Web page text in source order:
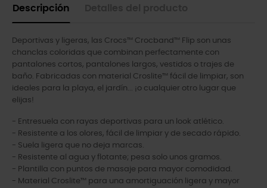
Descripción
Deportivas y ligeras, las Crocs™ Crocband™ Flip son unas
chanclas coloridas que combinan perfectamente con
pantalones cortos, pantalones largos, vestidos o trajes de
baño. Fabricadas con material Croslite™ fácil de limpiar, son
ideales para la playa, el jardín... ¡o cualquier otro lugar que
elijas!
- Entresuela con rayas deportivas para un look atlético.
- Resistente a los olores, fácil de limpiar y de secado rápido.
- Suela ligera que no deja marcas.
- Resistente al agua y flotante; pesa solo unos gramos.
- Plantilla con puntos de masaje para mayor comodidad.
- Material Croslite™ para una amortiguación ligera y mayor